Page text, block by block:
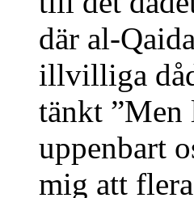
där al-
illvilliga
tänkt ”Men
uppenbart
mig att